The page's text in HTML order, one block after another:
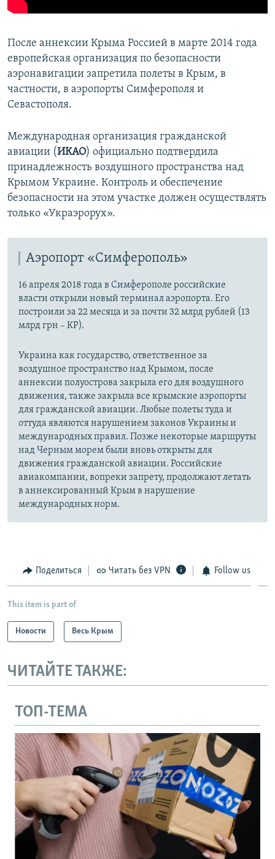
После аннексии Крыма Россией в марте 2014 года
европейская организация по безопасности
аэронавигации запретила полеты в Крым, в
частности, в аэропорты Симферополя и
Севастополя.
Международная организация гражданской
авиации (ИКАО) официально подтвердила
принадлежность воздушного пространства над
Крымом Украине. Контроль и обеспечение
безопасности на этом участке должен осуществлять
только «Украэрорух».
Аэропорт «Симферополь»
16 апреля 2018 года в Симферополе российские
власти открыли новый терминал аэропорта. Его
построили за 22 месяца и за почти 32 млрд рублей (13
млрд грн – КР).
Украина как государство, ответственное за
воздушное пространство над Крымом, после
аннексии полуострова закрыла его для воздушного
движения, также закрыла все крымские аэропорты
для гражданской авиации. Любые полеты туда и
оттуда являются нарушением законов Украины и
международных правил. Позже некоторые маршруты
над Черным морем были вновь открыты для
движения гражданской авиации. Российские
авиакомпании, вопреки запрету, продолжают летать
в аннексированный Крым в нарушение
международных норм.
Поделиться Читать без VPN Follow us
This item is part of
Новости Весь Крым
ЧИТАЙТЕ ТАКЖЕ:
ТОП-ТЕМА